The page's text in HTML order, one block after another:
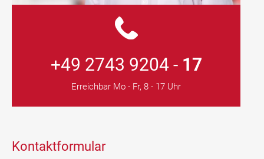
+49 2743 9204 - 17
Erreichbar Mo - Fr, 8 - 17 Uhr
Kontaktformular